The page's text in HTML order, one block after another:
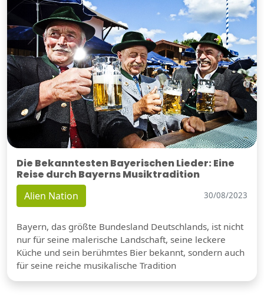
Die Bekanntesten Bayerischen Lieder: Eine
Reise durch Bayerns Musiktradition
Alien Nation 30/08/2023
Bayern, das größte Bundesland Deutschlands, ist nicht
nur für seine malerische Landschaft, seine leckere
Küche und sein berühmtes Bier bekannt, sondern auch
für seine reiche musikalische Tradition